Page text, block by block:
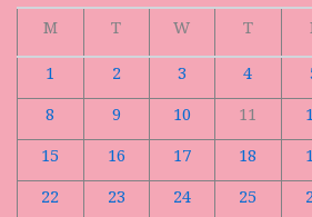
M
T W T
1
2 3 4
8
9 10 11
15
16 17 18
22
23 24 25